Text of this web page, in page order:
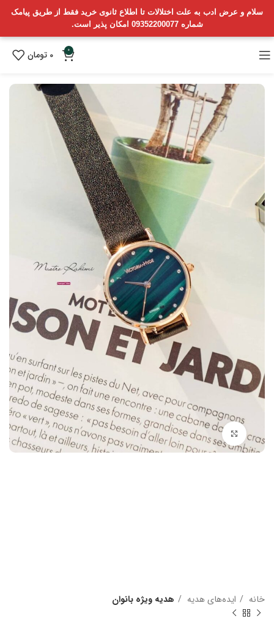
سلام و عرض ادب به علت اختلالات تا اطلاع ثانوی خرید فقط از طریق پیامک
شماره 09352200077 امکان پذیر است.
0
0 تومان
بزرگنمایی تصویر
خانه ایده‌های هدیه هدیه ویژه بانوان